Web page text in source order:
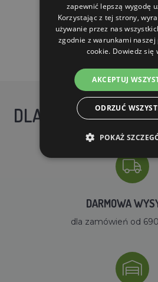
DO KOSZYKA
DLACZEGO WARTO
DARMOWA
dla zamówień od 690
zapewnić lepszą wygodę
Korzystając z tej strony,
używanie przez nas
zgodnie z warunkami
cookie. Dowiedz się
AKCEPTUJ
ODRZUĆ
POKAŻ